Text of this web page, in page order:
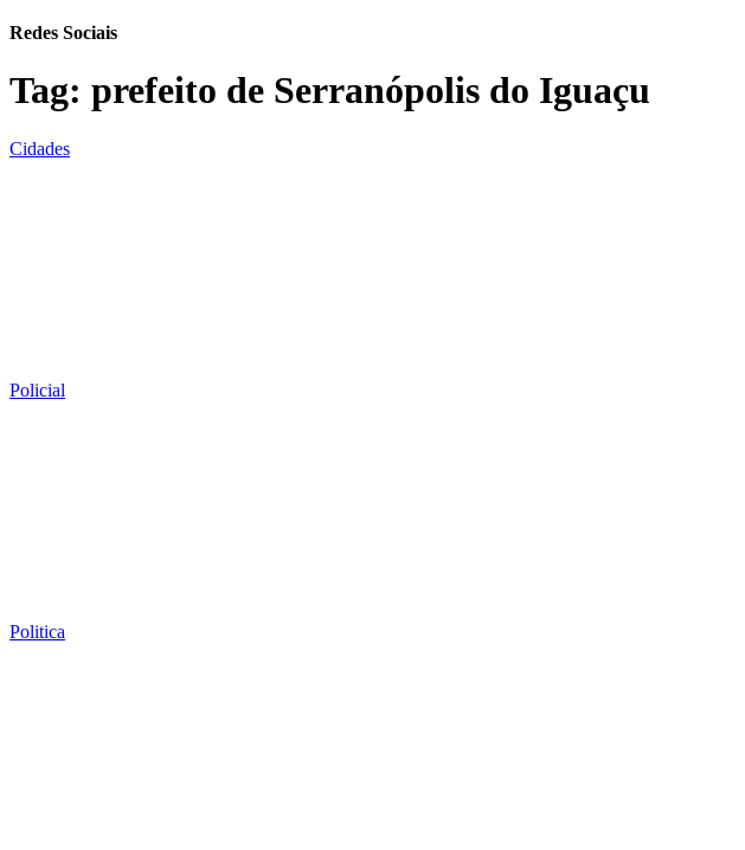
Redes Sociais
Tag: prefeito de Serranópolis do Iguaçu
Cidades
Policial
Politica